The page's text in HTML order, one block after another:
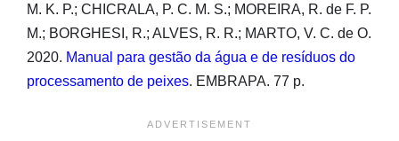
M. K. P.; CHICRALA, P. C. M. S.; MOREIRA, R. de F. P.
M.; BORGHESI, R.; ALVES, R. R.; MARTO, V. C. de O.
2020. Manual para gestão da água e de resíduos do
processamento de peixes. EMBRAPA. 77 p.